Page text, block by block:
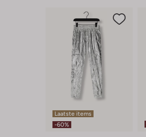
Laatste items
-60%